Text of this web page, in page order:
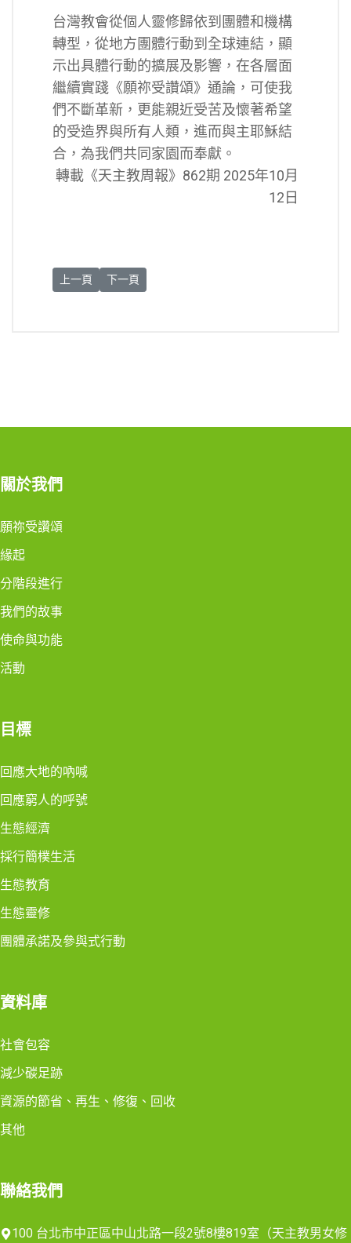
台灣教會從個人靈修歸依到團體和機構
轉型，從地方團體行動到全球連結，顯
示出具體行動的擴展及影響，在各層面
繼續實踐《願祢受讚頌》通論，可使我
們不斷革新，更能親近受苦及懷著希望
的受造界與所有人類，進而與主耶穌結
合，為我們共同家園而奉獻。
轉載《天主教周報》862期 2025年10月
12日
上一篇文章: 慶祝「願祢受讚頌」通諭 10 週年全國線上成果
上一頁 下一篇文章: 聖方濟的太陽歌（造物讚）
下一頁
關於我們
願祢受讚頌
緣起
分階段進行
我們的故事
使命與功能
活動
目標
回應大地的吶喊
回應窮人的呼號
生態經濟
採行簡樸生活
生態教育
生態靈修
團體承諾及參與式行動
資料庫
社會包容
減少碳足跡
資源的節省、再生、修復、回收
其他
聯絡我們
100 台北市中正區中山北路一段2號8樓819室（天主教男女修